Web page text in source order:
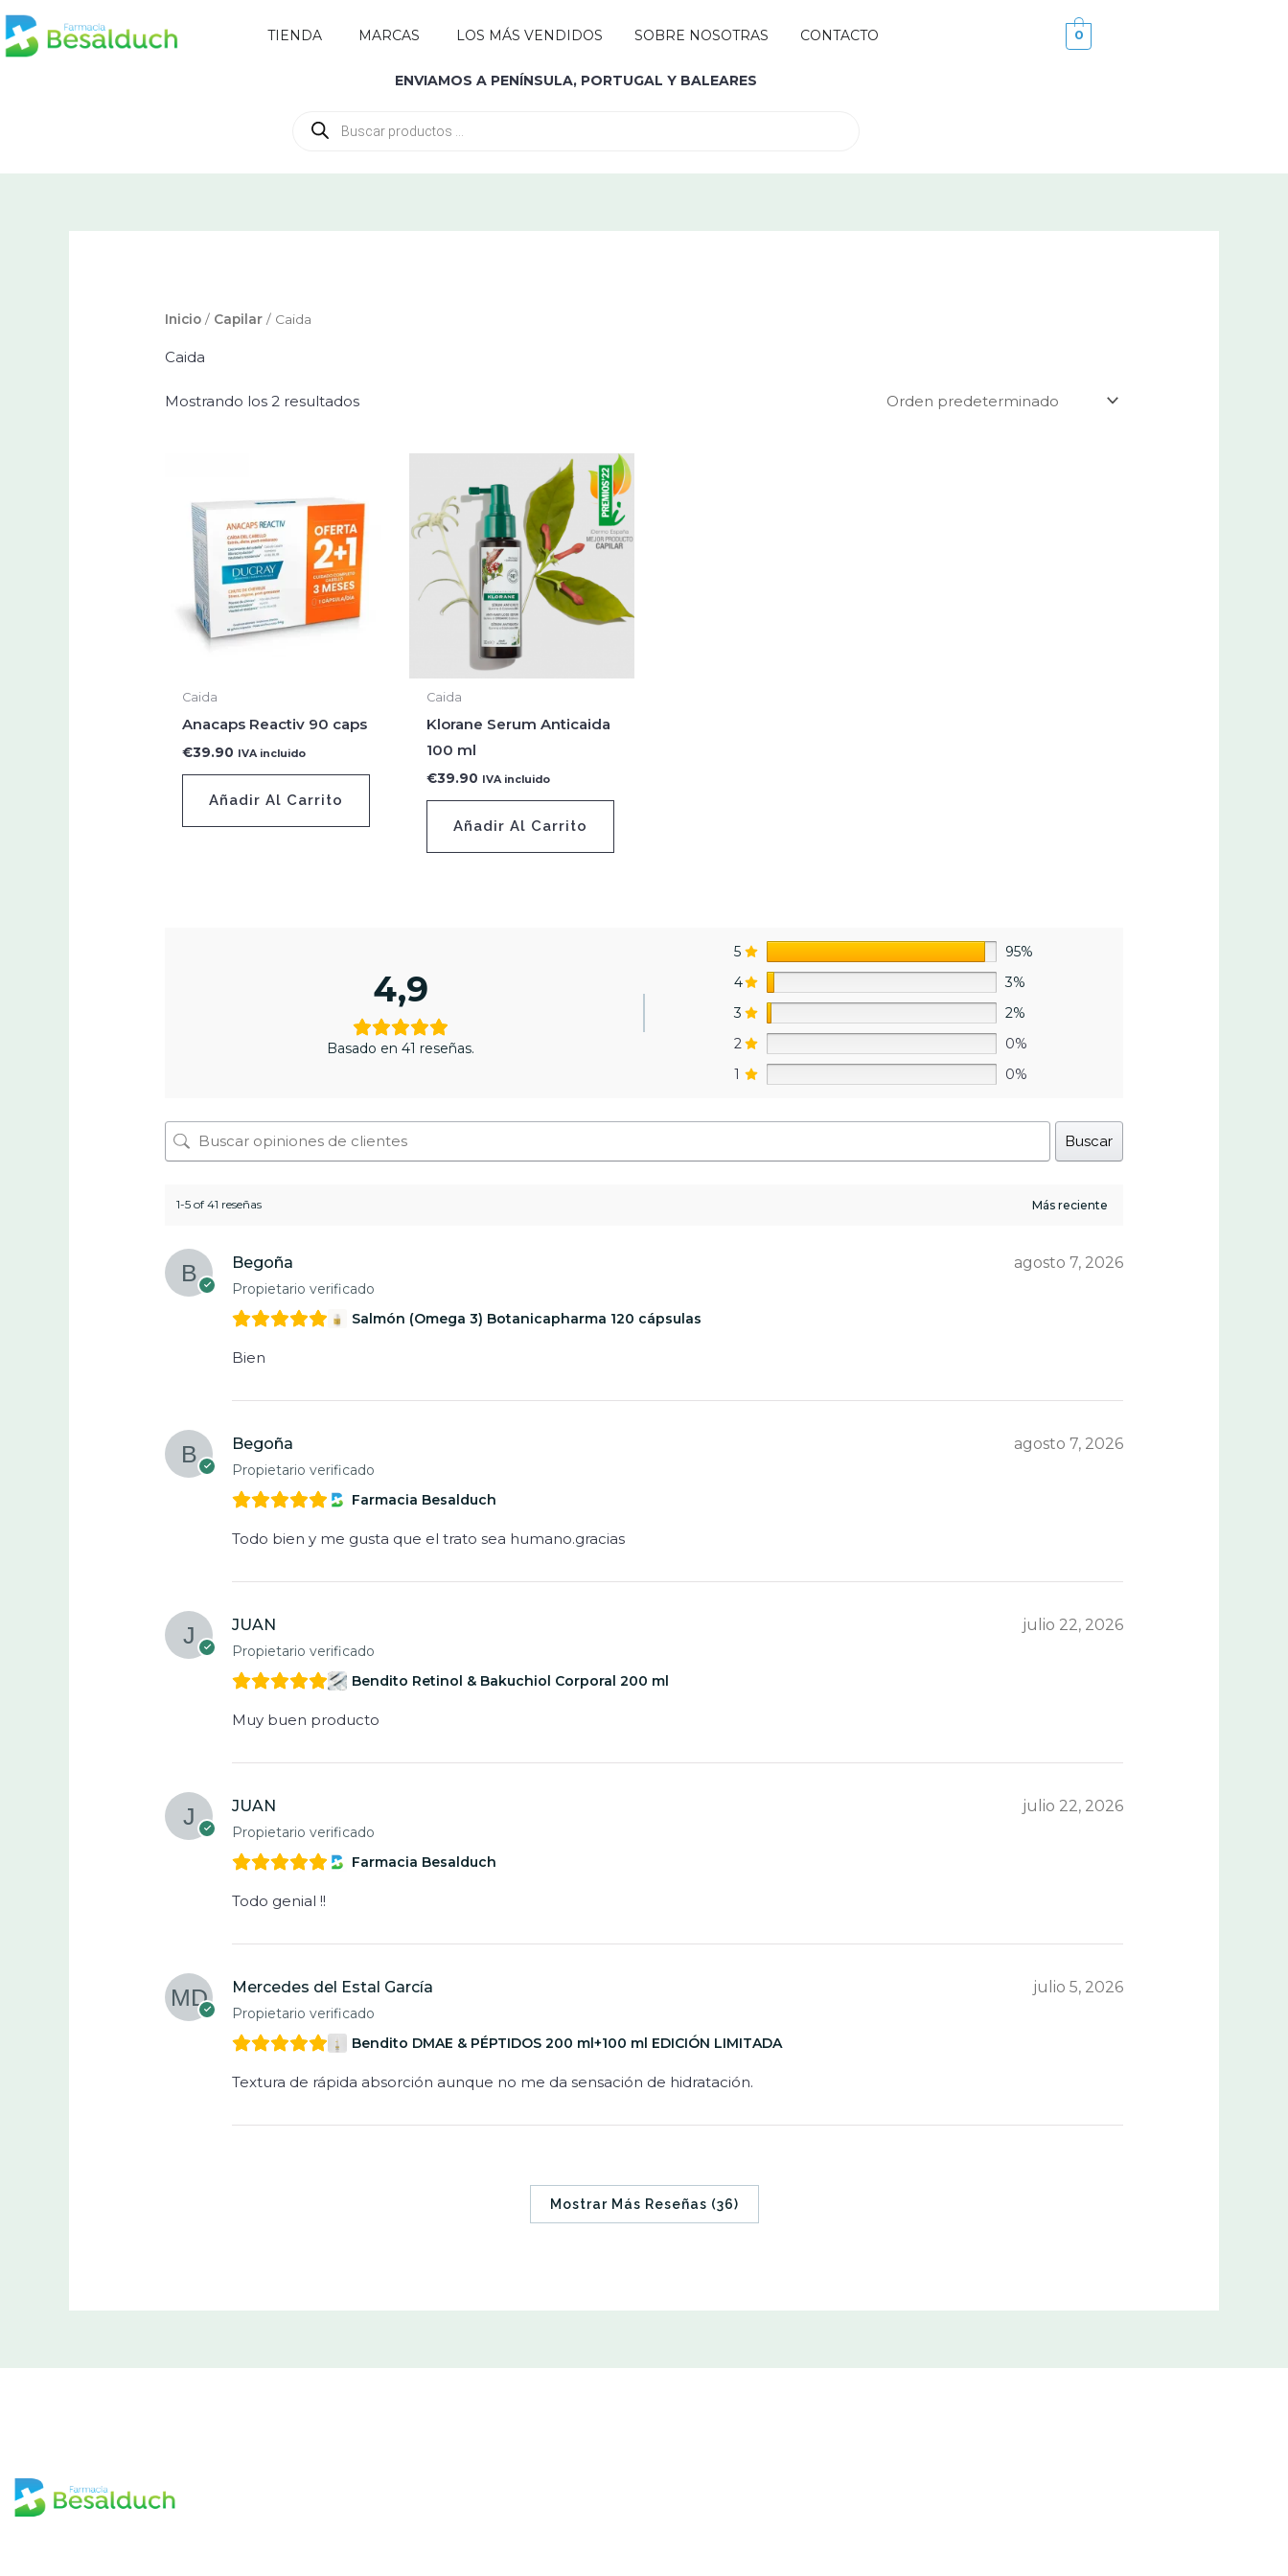
Ir
al
contenido
TIENDA Abrir TIENDA
MARCAS Abrir MARCAS
LOS MÁS VENDIDOS SOBRE NOSOTRAS CONTACTO 0
ENVIAMOS A PENÍNSULA, PORTUGAL Y BALEARES
productos
Inicio / Capilar / Caida
Caida
Mostrando los 2 resultados
Caida
Anacaps Reactiv 90 caps
€39.90 IVA incluido
Añadir Al Carrito
Caida
Klorane Serum Anticaida
100 ml
€39.90 IVA incluido
Añadir Al Carrito
4,9
Basado en 41 reseñas.
5
95%
4
3%
3
2%
2
0%
1
0%
Buscar
1-5 of 41 reseñas
Begoña
Propietario verificado
agosto 7, 2026
Salmón (Omega 3) Botanicapharma 120 cápsulas
Bien
Begoña
Propietario verificado
agosto 7, 2026
Farmacia Besalduch
Todo bien y me gusta que el trato sea humano.gracias
JUAN
Propietario verificado
julio 22, 2026
Bendito Retinol & Bakuchiol Corporal 200 ml
Muy buen producto
JUAN
Propietario verificado
julio 22, 2026
Farmacia Besalduch
Todo genial !!
Mercedes del Estal García
Propietario verificado
julio 5, 2026
Bendito DMAE & PÉPTIDOS 200 ml+100 ml EDICIÓN LIMITADA
Textura de rápida absorción aunque no me da sensación de hidratación.
Mostrar Más Reseñas (36)